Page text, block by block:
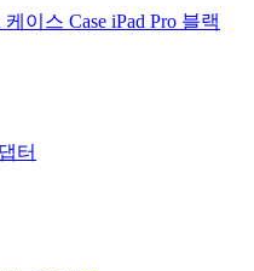
이스 Case iPad Pro 블랙
터